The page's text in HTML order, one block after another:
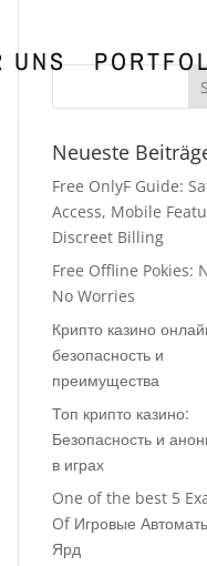
UNS
Neueste
Free OnlyF Guide:
Access, Mobile
Discreet Billing
Free Offline Pokies:
No Worries
Крипто казино
безопасность и
преимущества
Топ крипто казино:
Безопасность и
в играх
One of the best 5
Of Игровые
Ярд